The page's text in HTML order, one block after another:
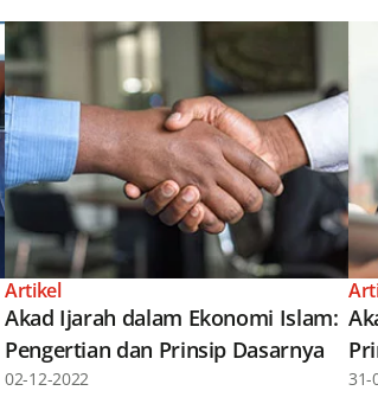
Artikel
Akad Ijarah dalam Ekonomi Islam:
Pengertian dan Prinsip Dasarnya
02-12-2022 31-